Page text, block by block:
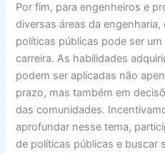
Por fim, para engenheiros e
diversas áreas da
políticas públicas pode ser
carreira. As habilidades
podem ser aplicadas não
prazo, mas também em
das comunidades.
aprofundar nesse tema,
de políticas públicas e buscar